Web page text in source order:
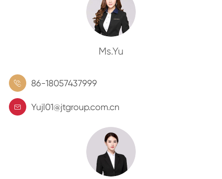
Ms.Yu
 86-18057437999
 Yujl01@jtgroup.com.cn